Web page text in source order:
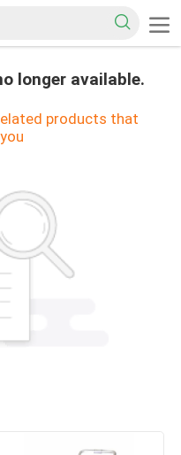
longer available.
products that